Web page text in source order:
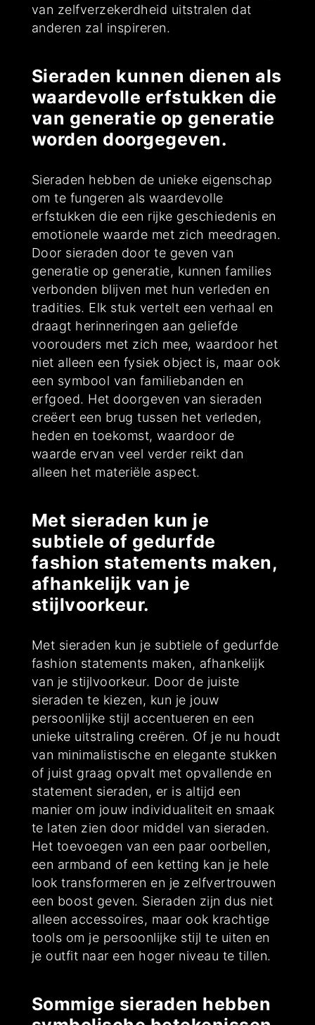
van zelfverzekerdheid uitstralen dat
anderen zal inspireren.
Sieraden kunnen dienen als
waardevolle erfstukken die
van generatie op generatie
worden doorgegeven.
Sieraden hebben de unieke eigenschap
om te fungeren als waardevolle
erfstukken die een rijke geschiedenis en
emotionele waarde met zich meedragen.
Door sieraden door te geven van
generatie op generatie, kunnen families
verbonden blijven met hun verleden en
tradities. Elk stuk vertelt een verhaal en
draagt herinneringen aan geliefde
voorouders met zich mee, waardoor het
niet alleen een fysiek object is, maar ook
een symbool van familiebanden en
erfgoed. Het doorgeven van sieraden
creëert een brug tussen het verleden,
heden en toekomst, waardoor de
waarde ervan veel verder reikt dan
alleen het materiële aspect.
Met sieraden kun je
subtiele of gedurfde
fashion statements maken,
afhankelijk van je
stijlvoorkeur.
Met sieraden kun je subtiele of gedurfde
fashion statements maken, afhankelijk
van je stijlvoorkeur. Door de juiste
sieraden te kiezen, kun je jouw
persoonlijke stijl accentueren en een
unieke uitstraling creëren. Of je nu houdt
van minimalistische en elegante stukken
of juist graag opvalt met opvallende en
statement sieraden, er is altijd een
manier om jouw individualiteit en smaak
te laten zien door middel van sieraden.
Het toevoegen van een paar oorbellen,
een armband of een ketting kan je hele
look transformeren en je zelfvertrouwen
een boost geven. Sieraden zijn dus niet
alleen accessoires, maar ook krachtige
tools om je persoonlijke stijl te uiten en
je outfit naar een hoger niveau te tillen.
Sommige sieraden hebben